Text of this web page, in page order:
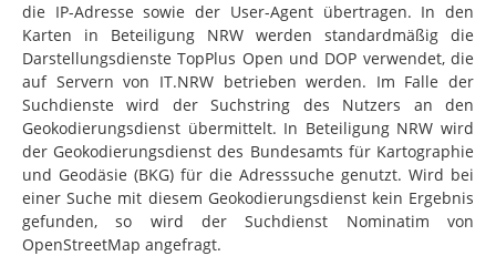
die IP-Adresse sowie der User-Agent übertragen. In den
Karten in Beteiligung NRW werden standardmäßig die
Darstellungsdienste TopPlus Open und DOP verwendet, die
auf Servern von IT.NRWbetrieben werden. Im Falle der
Suchdienste wird der Suchstring des Nutzers an den
Geokodierungsdienst übermittelt. In Beteiligung NRW wird
der Geokodierungsdienst des Bundesamts für Kartographie
und Geodäsie (BKG) für die Adresssuche genutzt. Wird bei
einer Suche mit diesem Geokodierungsdienst kein Ergebnis
gefunden, so wird der Suchdienst Nominatim von
OpenStreetMap angefragt.